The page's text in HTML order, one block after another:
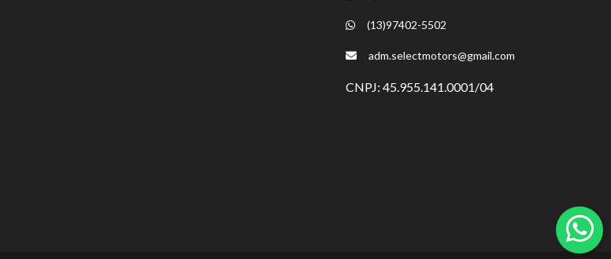
(13)97402-5502
adm.selectmotors@gmail.com
CNPJ: 45.955.141.0001/04